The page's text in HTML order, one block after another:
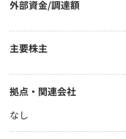
外部資金/調達額
主要株主
拠点・関連会社
なし